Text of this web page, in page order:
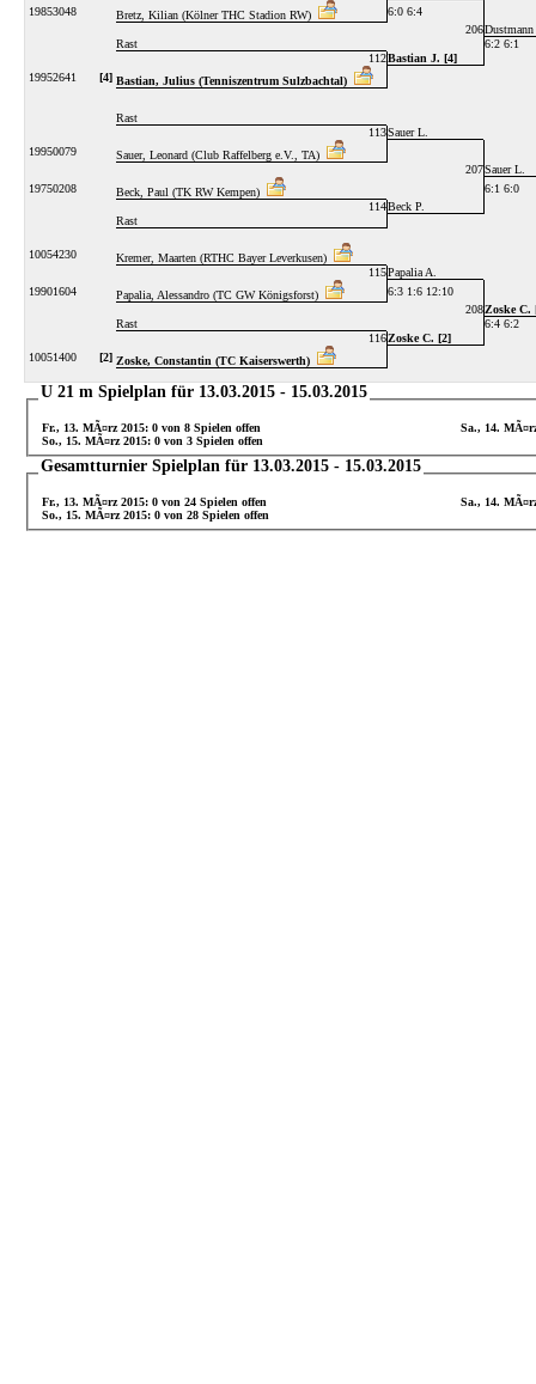
19853048
Bretz, Kilian (Kölner THC Stadion RW)
6:0 6:4
206
Rast
6:2 6:1
112Bastian J. [4]
19952641
[4] Bastian, Julius (Tenniszentrum Sulzbachtal)
Rast
113Sauer L.
19950079
Sauer, Leonard (Club Raffelberg e.V., TA)
207Sauer L.
19750208
Beck, Paul (TK RW Kempen)
6:1 6:0
114Beck P.
Rast
10054230
Kremer, Maarten (RTHC Bayer Leverkusen)
115Papalia A.
19901604
Papalia, Alessandro (TC GW Königsforst)
6:3 1:6 12:10
208Zoske C.
Rast
6:4 6:2
116Zoske C. [2]
10051400
[2] Zoske, Constantin (TC Kaiserswerth)
U 21 m Spielplan für 13.03.2015 - 15.03.2015
Fr., 13. MÃ¤rz 2015: 0 von 8 Spielen offen
Sa., 14.
So., 15. MÃ¤rz 2015: 0 von 3 Spielen offen
Gesamtturnier Spielplan für 13.03.2015 - 15.03.2015
Fr., 13. MÃ¤rz 2015: 0 von 24 Spielen offen
Sa., 14.
So., 15. MÃ¤rz 2015: 0 von 28 Spielen offen